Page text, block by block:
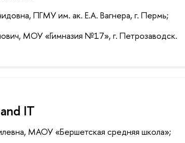
ПГМУ им. ак. Е.А. Вагнера, г. Пермь;
МОУ «Гимназия №17», г. Петрозаводск.
IT
МАОУ «Бершетская средняя школа»;